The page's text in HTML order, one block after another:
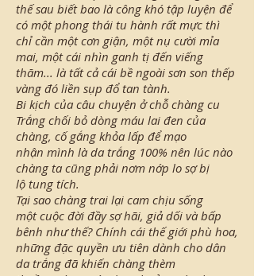
thế sau biết bao là công khó tập luyện để
có một phong thái tu hành rất mực thì
chỉ cần một cơn giận, một nụ cười mỉa
mai, một cái nhìn ganh tị đến viếng
thăm... là tất cả cái bề ngoài sơn son thếp
vàng đó liền sụp đổ tan tành.
Bi kịch của câu chuyện ở chỗ chàng cu
Trắng chối bỏ dòng máu lai đen của
chàng, cố gắng khỏa lấp để mạo
nhận mình là da trắng 100% nên lúc nào
chàng ta cũng phải nơm nớp lo sợ bị
lộ tung tích.
Tại sao chàng trai lại cam chịu sống
một cuộc đời đầy sợ hãi, giả dối và bấp
bênh như thế? Chính cái thế giới phù hoa,
những đặc quyền ưu tiên dành cho dân
da trắng đã khiến chàng thèm